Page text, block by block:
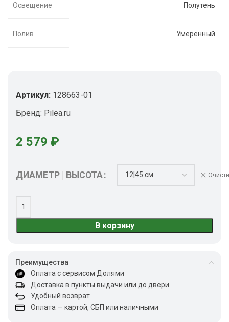
Освещение Полутень
Полив Умеренный
Артикул: 128663-01
Бренд: Pilea.ru
2 579 ₽
ДИАМЕТР | ВЫСОТА
В корзину
Преимущества
Оплата с сервисом Долями
Доставка в пункты выдачи или до двери
Удобный возврат
Оплата — картой, СБП или наличными